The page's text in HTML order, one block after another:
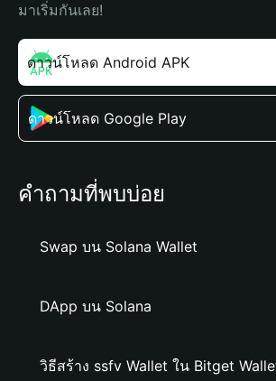
มาเริ่มกันเลย!
ดาวน์โหลด Android APK
ดาวน์โหลด Google Play
คำถามที่พบบ่อย
Swap บน Solana Wallet
DApp บน Solana
วิธีสร้าง ssfv Wallet ใน Bitget